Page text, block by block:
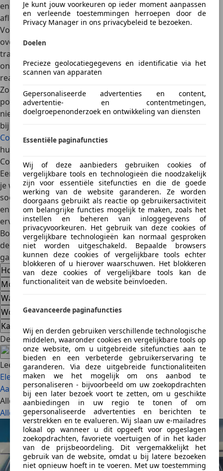
Je kunt jouw voorkeuren op ieder moment aanpassen
en verleende toestemmingen herroepen door de
Privacy Manager in ons privacybeleid te bezoeken.
Doelen
Precieze geolocatiegegevens en identificatie via het
scannen van apparaten
Gepersonaliseerde advertenties en content,
advertentie- en contentmetingen,
doelgroepenonderzoek en ontwikkeling van diensten
Essentiële paginafuncties
Wij of deze aanbieders gebruiken cookies of
vergelijkbare tools en technologieën die noodzakelijk
zijn voor essentiële sitefuncties en die de goede
werking van de website garanderen. Ze worden
doorgaans gebruikt als reactie op gebruikersactiviteit
om belangrijke functies mogelijk te maken, zoals het
instellen en beheren van inloggegevens of
privacyvoorkeuren. Het gebruik van deze cookies of
vergelijkbare technologieën kan normaal gesproken
niet worden uitgeschakeld. Bepaalde browsers
kunnen deze cookies of vergelijkbare tools echter
blokkeren of u hierover waarschuwen. Het blokkeren
van deze cookies of vergelijkbare tools kan de
functionaliteit van de website beïnvloeden.
Geavanceerde paginafuncties
Wij en derden gebruiken verschillende technologische
middelen, waaronder cookies en vergelijkbare tools op
onze website, om u uitgebreide sitefuncties aan te
bieden en een verbeterde gebruikerservaring te
garanderen. Via deze uitgebreide functionaliteiten
maken we het mogelijk om ons aanbod te
personaliseren - bijvoorbeeld om uw zoekopdrachten
bij een later bezoek voort te zetten, om u geschikte
aanbiedingen in uw regio te tonen of om
gepersonaliseerde advertenties en berichten te
verstrekken en te evalueren. Wij slaan uw e-mailadres
lokaal op wanneer u dit opgeeft voor opgeslagen
zoekopdrachten, favoriete voertuigen of in het kader
van de prijsbeoordeling. Dit vergemakkelijkt het
gebruik van de website, omdat u bij latere bezoeken
niet opnieuw hoeft in te voeren. Met uw toestemming
en vermijd het gebruik van je telefoon of andere
afleidende apparaten tijdens het rijden.
Volg rijvaardigheidstrainingen voor extra zekerheid
overweeg een defensieve rijcursus te volgen. Deze
trainingen helpen je om beter om te gaan met
onverwachte situaties in het verkeer en vergroten je
reactievermogen.
Zorg voor een goede autoverzekering
en controleer de
polisvoorwaarden: een uitgebreide autoverzekering biedt
niet alleen financiële zekerheid bij schade, maar ook hulp
bij pech of juridische ondersteuning bij ongevallen.
Controleer regelmatig of je verzekering
huidige situatie en behoeften.
Conclusie
Een auto-ongeluk is een stressvolle gebeurtenis, maar als
je weet hoe te handelen verloopt de afwikkeling een stuk
soepeler. Doorkalm te blijven, de juiste stappen te volgen
en goed samen te werken met je verzekeraarzorg je
ervoor dat de schade snel en efficiënt wordt afgehandeld.
Bovendien kun je met de juiste preventieve maatregelen
de kans op een ongeval verkleinen en veilig de weg op
gaan.
Hoe lang duurt de afhandeling van een autoschade?
Moet ik altijd de politie bellen bij een auto-ongeluk?
Wat als de tegenpartij doorrijdt na een aanrijding?
Wordt mijn premie verhoogd na het melden van schade?
Kan ik schade verhalen als ik geen schuld heb?
Deel artikel
Lees ook
Elektrische auto verzekeren: waar moet je op letten?
Aanrijding auto met overstekend dier
Alle artikelen
Alles bekijken